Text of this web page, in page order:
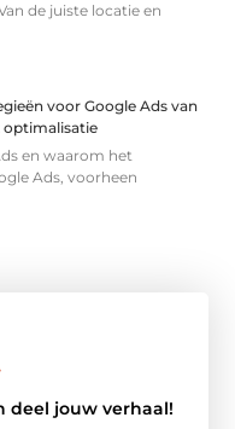
de juiste locatie en
voor Google Ads van
en waarom het
Ads, voorheen
deel jouw verhaal!